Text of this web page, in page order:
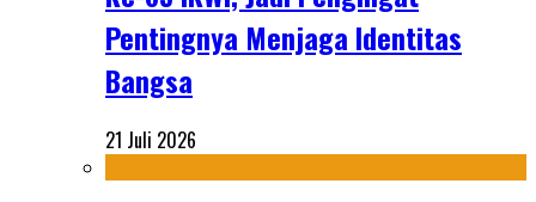
Pentingnya Menjaga Identitas
Bangsa
21 Juli 2026